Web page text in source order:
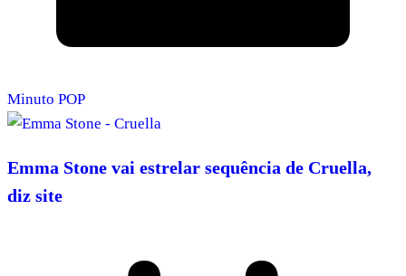
Minuto POP
Emma Stone vai estrelar sequência de Cruella,
diz site